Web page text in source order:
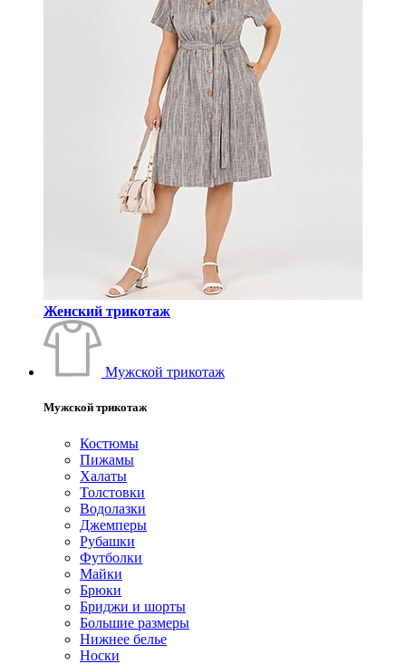
Женский трикотаж
Мужской трикотаж
Мужской трикотаж
Костюмы
Пижамы
Халаты
Толстовки
Водолазки
Джемперы
Рубашки
Футболки
Майки
Брюки
Бриджи и шорты
Большие размеры
Нижнее белье
Носки